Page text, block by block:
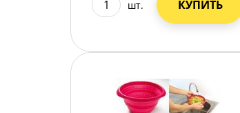
шт. КУПИТЬ